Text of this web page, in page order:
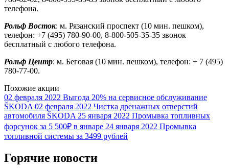
телефона.
Рольф Восток: м. Рязанский проспект (10 мин. пешком),
телефон: +7 (495) 780-90-00, 8-800-505-35-35 звонок
бесплатный с любого телефона.
Рольф Центр: м. Беговая (10 мин. пешком), телефон: + 7 (495)
780-77-00.
Похожие акции
02 февраля 2022 Выгода 20% на сервисное обслуживание
ŠKODA 02 февраля 2022 Чистка дренажных отверстий
автомобиля ŠKODA 25 января 2022 Промывка топливных
форсунок за 5 500₽ в январе 24 января 2022 Промывка
топливной системы за 3499 рублей
Горячие новости